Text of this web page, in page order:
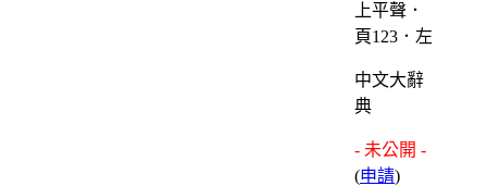
上平聲．
頁123．左
中文大辭
典
- 未公開 -
(申請)